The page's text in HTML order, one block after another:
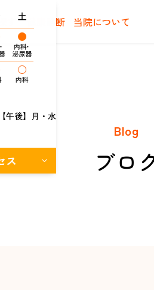
午後】月・水
ス
健康診断 当院について
Blog
ブロ